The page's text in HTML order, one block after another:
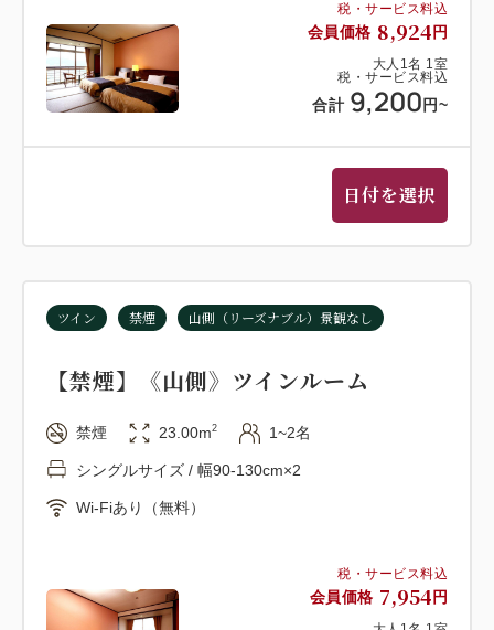
税・サービス料込
会員価格 8,924 円
大人 1名 1室
税・サービス料込
合計 9,200 円~
日付を選択
税・サービス料込
会員価格 7,954 円
ツイン 禁煙 山側（リーズナブル）景観なし
【禁煙】《山側》ツインルーム
禁煙 23.00m2 1~2名
シングルサイズ / 幅90-130cm×2
Wi-Fiあり（無料）